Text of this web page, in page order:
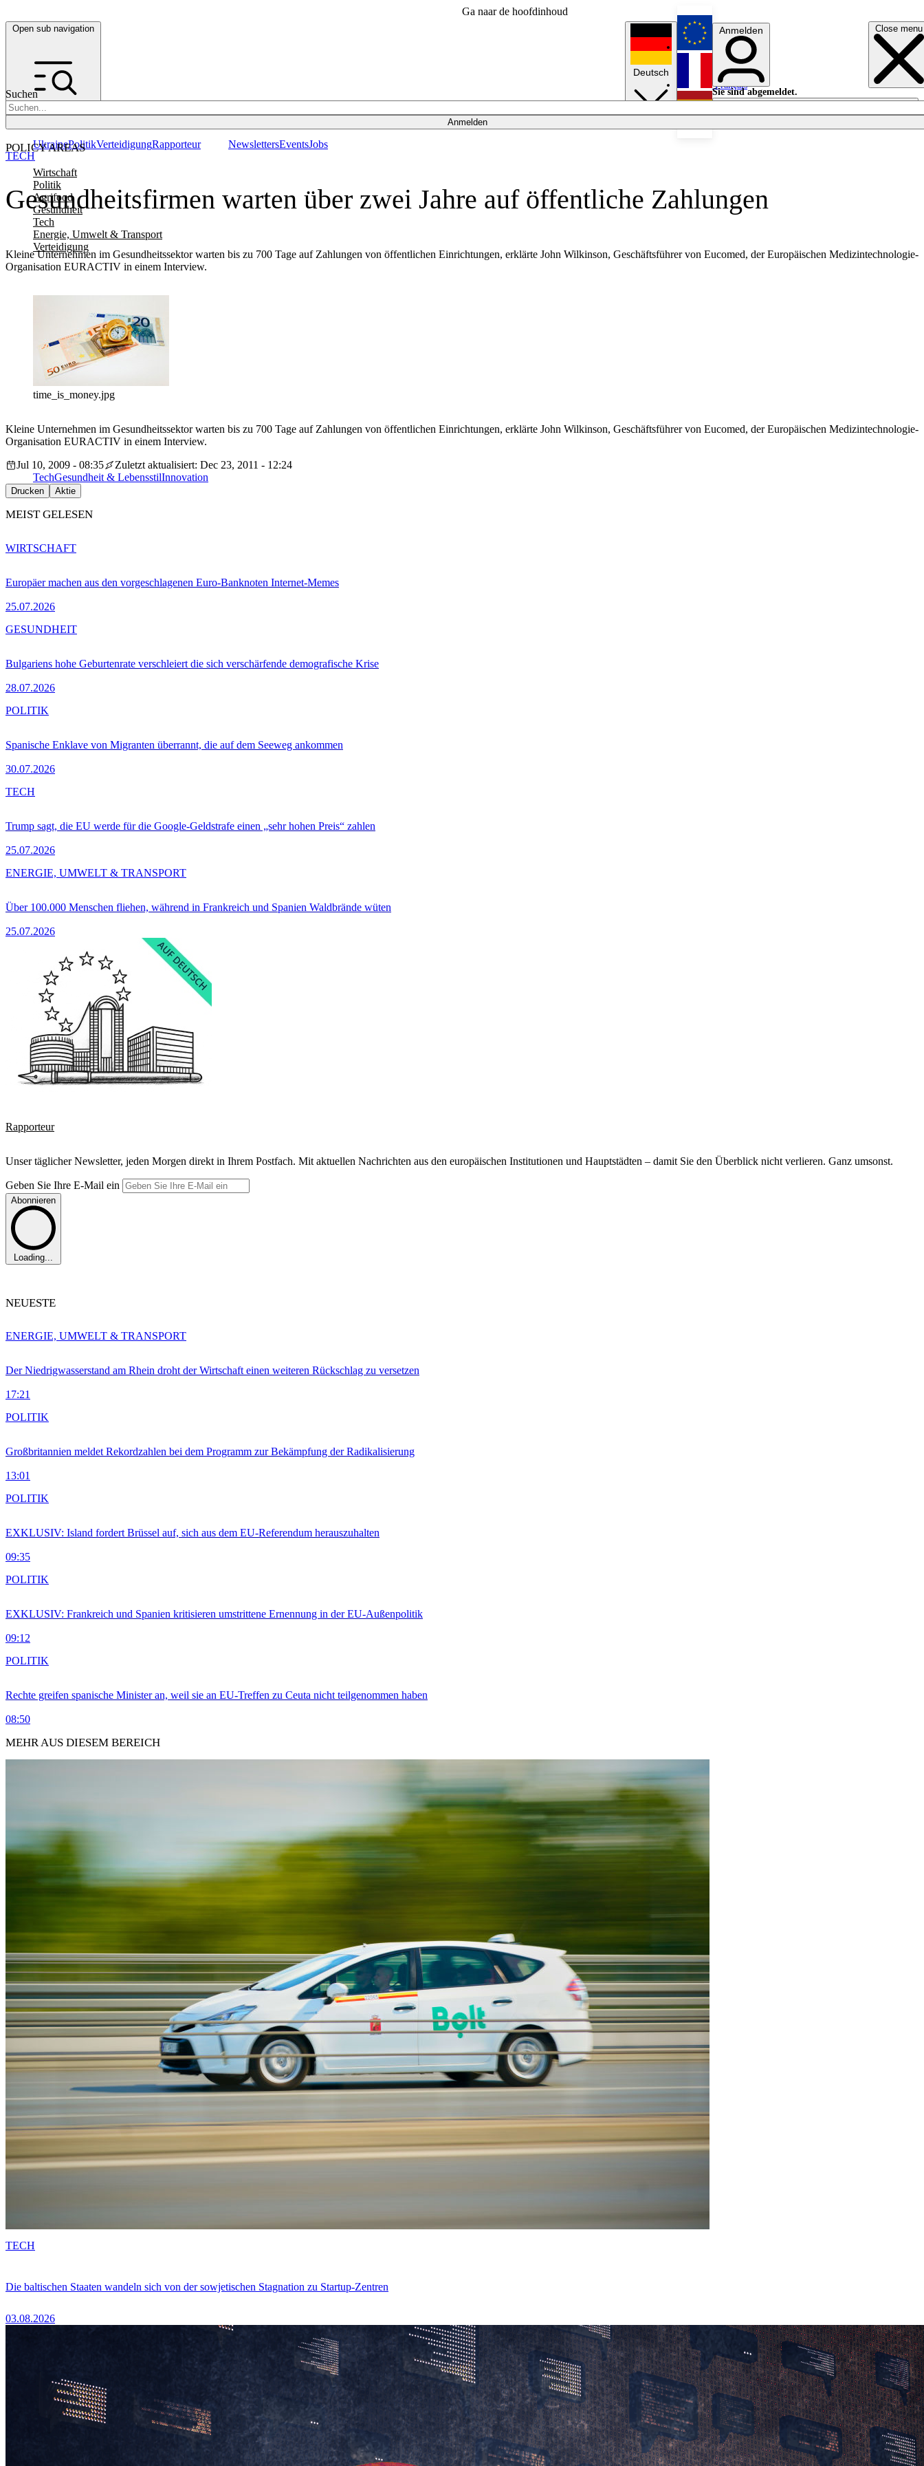
Ga naar de hoofdinhoud
Open sub navigation Close menu
Suchen
Anmelden
POLICY AREAS
Wirtschaft
Politik
Agrifood
Gesundheit
Tech
Energie, Umwelt & Transport
Verteidigung
UkrainePolitikVerteidigungRapporteur NewslettersEventsJobs
Deutsch
English
Français
Anmelden
Sie sind abgemeldet.
Anmelden
Licht aus
Gesundheitsfirmen warten über zwei Jahre auf öffentliche Zahlungen
Kleine Unternehmen im Gesundheitssektor warten bis zu 700 Tage auf Zahlungen von öffentlichen Einrichtungen, erklärte John Wilkinson, Geschäftsführer von Eucomed, der Europäischen Medizintechnologie-
Organisation EURACTIV in einem Interview.
TECH
time_is_money.jpg
Kleine Unternehmen im Gesundheitssektor warten bis zu 700 Tage auf Zahlungen von öffentlichen Einrichtungen, erklärte John Wilkinson, Geschäftsführer von Eucomed, der Europäischen Medizintechnologie-
Organisation EURACTIV in einem Interview.
Jul 10, 2009 - 08:35
Zuletzt aktualisiert: Dec 23, 2011 - 12:24
TechGesundheit & LebensstilInnovation
Drucken Aktie
MEIST GELESEN
Europäer machen aus den vorgeschlagenen Euro-Banknoten Internet-Memes
25.07.2026
WIRTSCHAFT
Bulgariens hohe Geburtenrate verschleiert die sich verschärfende demografische Krise
28.07.2026
GESUNDHEIT
Spanische Enklave von Migranten überrannt, die auf dem Seeweg ankommen
30.07.2026
POLITIK
Trump sagt, die EU werde für die Google-Geldstrafe einen „sehr hohen Preis“ zahlen
25.07.2026
TECH
Über 100.000 Menschen fliehen, während in Frankreich und Spanien Waldbrände wüten
25.07.2026
ENERGIE, UMWELT & TRANSPORT
Rapporteur
Unser täglicher Newsletter, jeden Morgen direkt in Ihrem Postfach. Mit aktuellen Nachrichten aus den europäischen Institutionen und Hauptstädten – damit Sie den Überblick nicht verlieren. Ganz umsonst.
Geben Sie Ihre E-Mail ein
Abonnieren
Loading...
NEUESTE
Der Niedrigwasserstand am Rhein droht der Wirtschaft einen weiteren Rückschlag zu versetzen
17:21
ENERGIE, UMWELT & TRANSPORT
Großbritannien meldet Rekordzahlen bei dem Programm zur Bekämpfung der Radikalisierung
13:01
POLITIK
EXKLUSIV: Island fordert Brüssel auf, sich aus dem EU-Referendum herauszuhalten
09:35
POLITIK
EXKLUSIV: Frankreich und Spanien kritisieren umstrittene Ernennung in der EU-Außenpolitik
09:12
POLITIK
Rechte greifen spanische Minister an, weil sie an EU-Treffen zu Ceuta nicht teilgenommen haben
08:50
POLITIK
MEHR AUS DIESEM BEREICH
Die baltischen Staaten wandeln sich von der sowjetischen Stagnation zu Startup-Zentren
03.08.2026
TECH